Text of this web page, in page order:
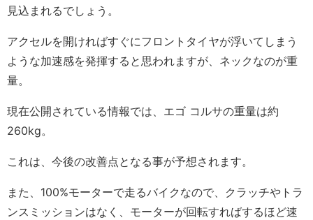
見込まれるでしょう。
アクセルを開ければすぐにフロントタイヤが浮いてしまう
ような加速感を発揮すると思われますが、ネックなのが重
量。
現在公開されている情報では、エゴ コルサの重量は約
260kg。
これは、今後の改善点となる事が予想されます。
また、100%モーターで走るバイクなので、クラッチやトラ
ンスミッションはなく、モーターが回転すればするほど速